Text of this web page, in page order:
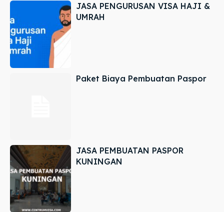
JASA PENGURUSAN VISA HAJI &
UMRAH
Paket Biaya Pembuatan Paspor
JASA PEMBUATAN PASPOR
KUNINGAN